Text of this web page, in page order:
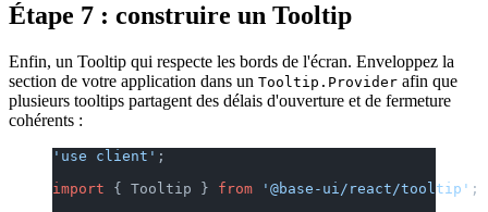
Étape 7 : construire un Tooltip
Enfin, un Tooltip qui respecte les bords de l'écran. Enveloppez la
section de votre application dans un Tooltip.Provider afin que
plusieurs tooltips partagent des délais d'ouverture et de fermeture
cohérents :
'use client' ;
import { Tooltip } from '@base-ui/react/tooltip' ;